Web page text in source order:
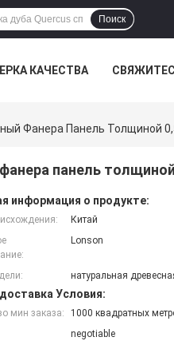
Поиск
КАЧЕСТВА
Фанера Панель Толщиной
панель
информация о продукте:
Китай
Lonson
натуральная
Условия:
мин заказа:
1000 квадратных
negotiable